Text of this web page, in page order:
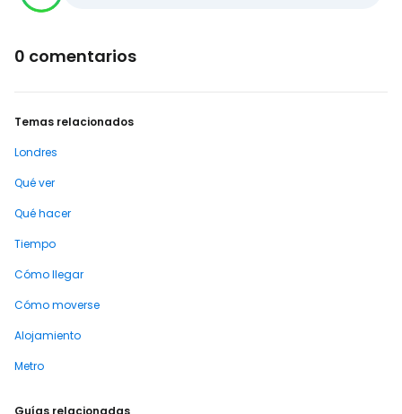
0 comentarios
Temas relacionados
Londres
Qué ver
Qué hacer
Tiempo
Cómo llegar
Cómo moverse
Alojamiento
Metro
Guías relacionadas